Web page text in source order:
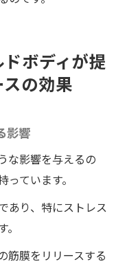
ボディが提
の効果
影響
な影響を与えるの
ています。
あり、特にストレス
筋膜をリリースする